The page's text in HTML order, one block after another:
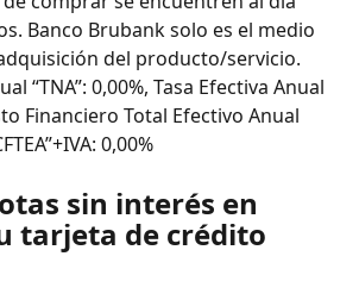
Banco Brubank solo es el medio
del producto/servicio.
“TNA”: 0,00%, Tasa Efectiva Anual
Financiero Total Efectivo Anual
0,00%
sin interés en
tarjeta de crédito